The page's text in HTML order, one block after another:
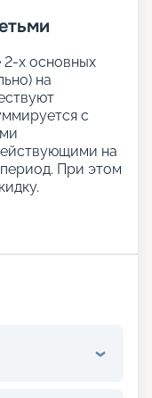
2-х основных
на
с
на
При этом